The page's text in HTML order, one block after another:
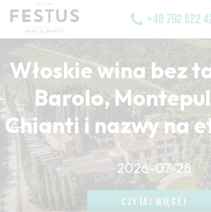
+48 792 522
Włoskie wina bez
Barolo,
Chianti i nazwy na
2026-07-28
CZYTAJ WIĘCEJ
CZYTAJ WIĘCEJ
CZYTAJ WIĘCEJ